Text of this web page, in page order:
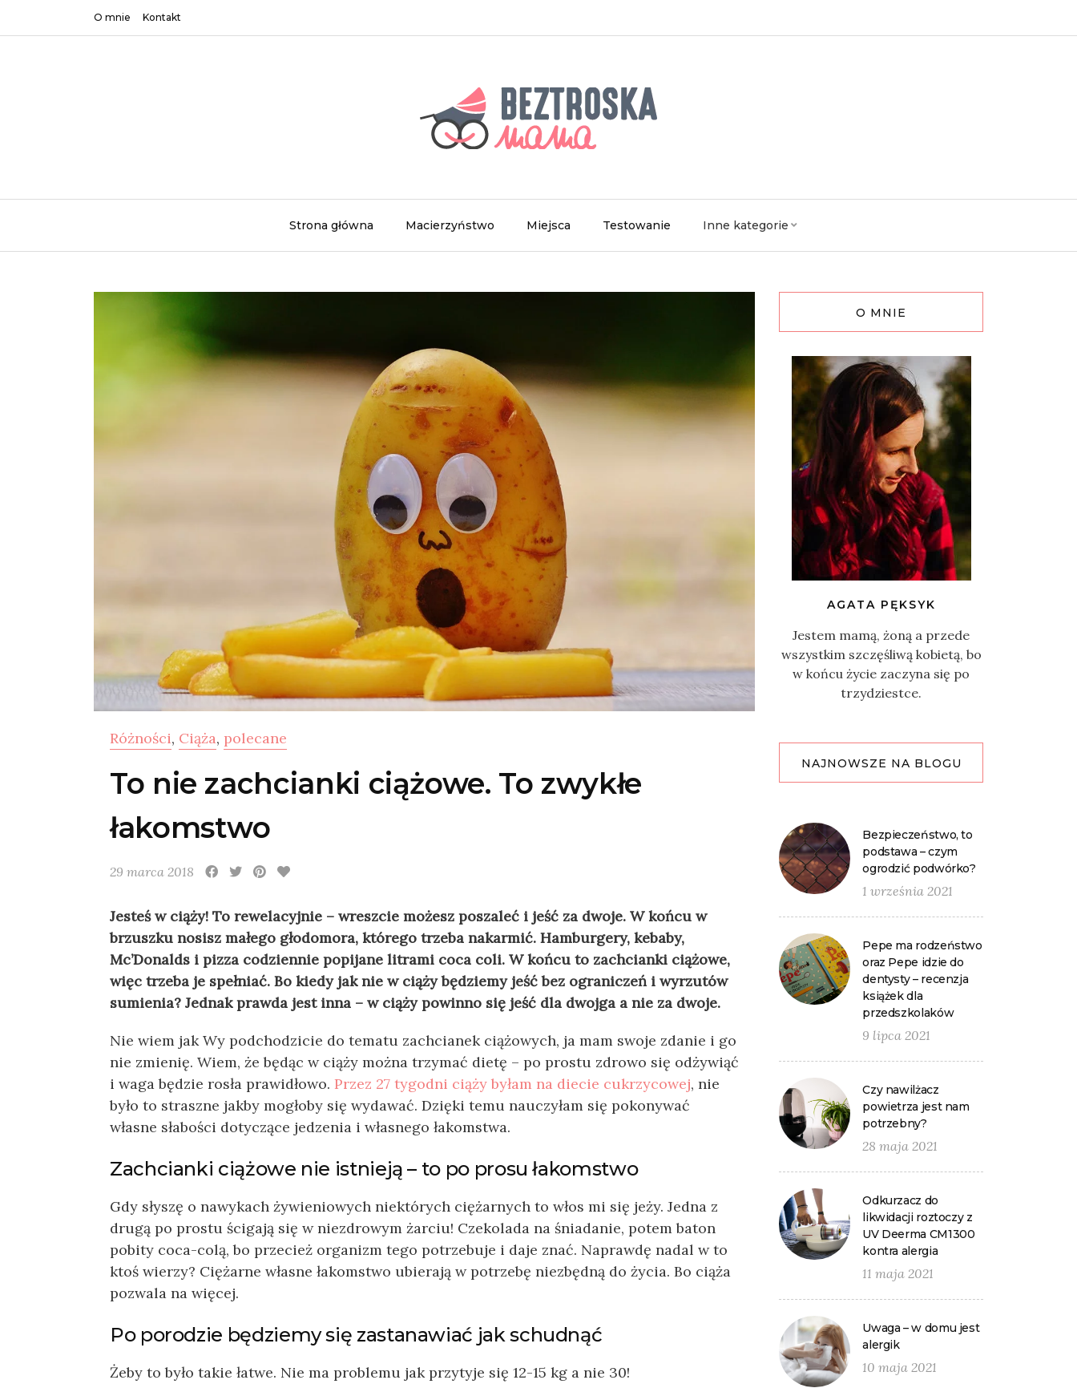
O mnie Kontakt
Strona główna Macierzyństwo Miejsca Testowanie Inne kategorie
Różności, Ciąża, polecane
To nie zachcianki ciążowe. To zwykłe
łakomstwo
29 marca 2018
Jesteś w ciąży! To rewelacyjnie – wreszcie możesz poszaleć i jeść za dwoje. W końcu w
brzuszku nosisz małego głodomora, którego trzeba nakarmić. Hamburgery, kebaby,
Mc’Donalds i pizza codziennie popijane litrami coca coli. W końcu to zachcianki ciążowe,
więc trzeba je spełniać. Bo kiedy jak nie w ciąży będziemy jeść bez ograniczeń i wyrzutów
sumienia? Jednak prawda jest inna – w ciąży powinno się jeść dla dwojga a nie za dwoje.
Nie wiem jak Wy podchodzicie do tematu zachcianek ciążowych, ja mam swoje zdanie i go
nie zmienię. Wiem, że będąc w ciąży można trzymać dietę – po prostu zdrowo się odżywiąć
i waga będzie rosła prawidłowo. Przez 27 tygodni ciąży byłam na diecie cukrzycowej, nie
było to straszne jakby mogłoby się wydawać. Dzięki temu nauczyłam się pokonywać
własne słabości dotyczące jedzenia i własnego łakomstwa.
Zachcianki ciążowe nie istnieją – to po prosu łakomstwo
Gdy słyszę o nawykach żywieniowych niektórych ciężarnych to włos mi się jeży. Jedna z
drugą po prostu ścigają się w niezdrowym żarciu! Czekolada na śniadanie, potem baton
pobity coca-colą, bo przecież organizm tego potrzebuje i daje znać. Naprawdę nadal w to
ktoś wierzy? Ciężarne własne łakomstwo ubierają w potrzebę niezbędną do życia. Bo ciąża
pozwala na więcej.
Po porodzie będziemy się zastanawiać jak schudnąć
Żeby to było takie łatwe. Nie ma problemu jak przytyje się 12-15 kg a nie 30!
O MNIE
AGATA PĘKSYK
Jestem mamą, żoną a przede
wszystkim szczęśliwą kobietą, bo
w końcu życie zaczyna się po
trzydziestce.
NAJNOWSZE NA BLOGU
Bezpieczeństwo, to
podstawa – czym
ogrodzić podwórko?
1 września 2021
Pepe ma rodzeństwo
oraz Pepe idzie do
dentysty – recenzja
książek dla
przedszkolaków
9 lipca 2021
Czy nawilżacz
powietrza jest nam
potrzebny?
28 maja 2021
Odkurzacz do
likwidacji roztoczy z
UV Deerma CM1300
kontra alergia
11 maja 2021
Uwaga – w domu jest
alergik
10 maja 2021